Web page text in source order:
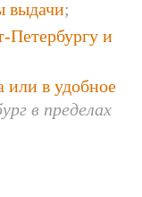
выдачи;
Петербургу и
или в удобное
в пределах